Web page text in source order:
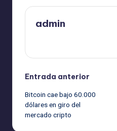
admin
Navegación
de
entradas
Entrada anterior
Bitcoin cae bajo 60.000
dólares en giro del
mercado cripto